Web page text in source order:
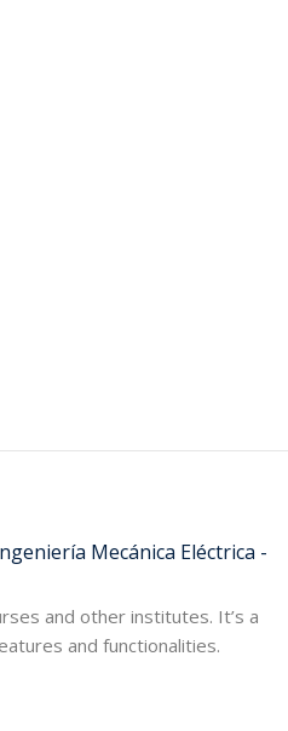
and other institutes. It’s a
and functionalities.